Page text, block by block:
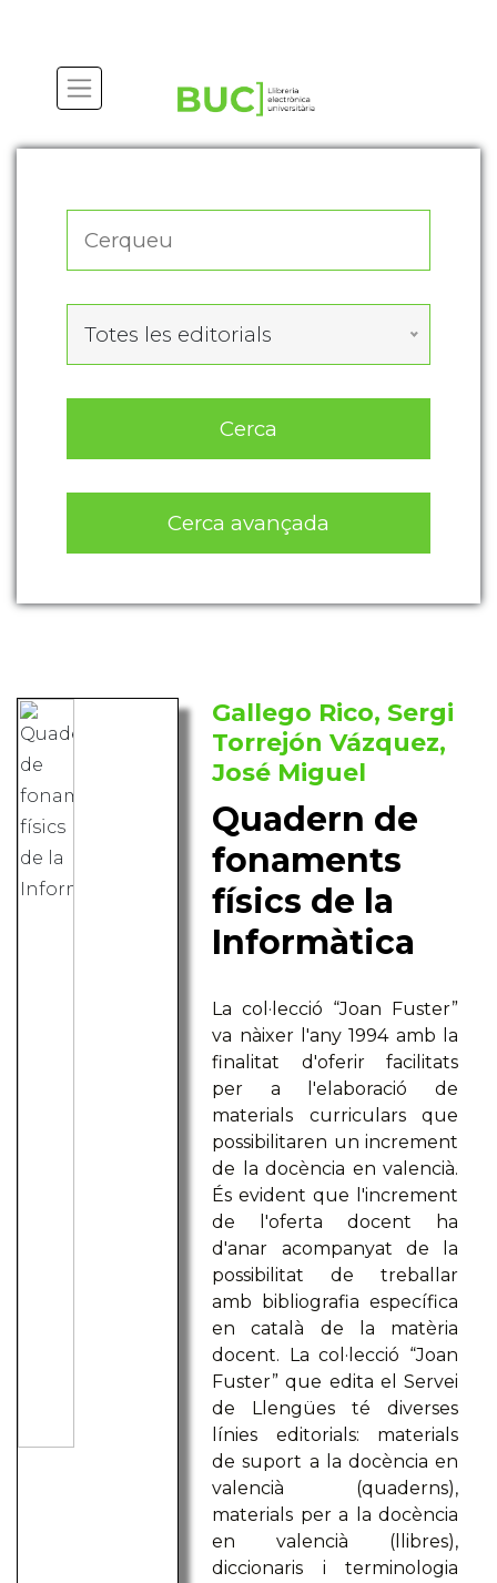
Totes les editorials
Cerca
Cerca avançada
Gallego Rico, Sergi
Torrejón Vázquez,
José Miguel
Quadern de
fonaments
físics de la
Informàtica
La col·lecció “Joan Fuster”
va nàixer l'any 1994 amb la
finalitat d'oferir facilitats
per a l'elaboració de
materials curriculars que
possibilitaren un increment
de la docència en valencià.
És evident que l'increment
de l'oferta docent ha
d'anar acompanyat de la
possibilitat de treballar
amb bibliografia específica
en català de la matèria
docent. La col·lecció “Joan
Fuster” que edita el Servei
de Llengües té diverses
línies editorials: materials
de suport a la docència en
valencià (quaderns),
materials per a la docència
en valencià (llibres),
diccionaris i terminologia